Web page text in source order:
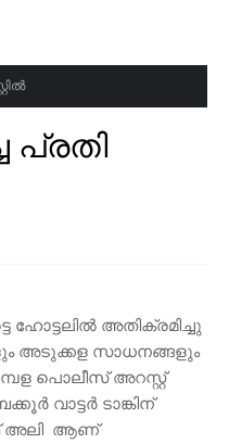
പ്രതി
ഹോട്ടലിൽ അതിക്രമിച്ചു
സാധനങ്ങളും
പൊലീസ് അറസ്റ്റ്
വാട്ടർ ടാങ്കിന്
അലി ആണ്